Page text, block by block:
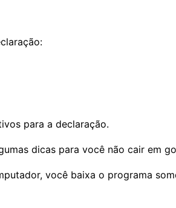
para a declaração.
dicas para você não cair em
você baixa o programa